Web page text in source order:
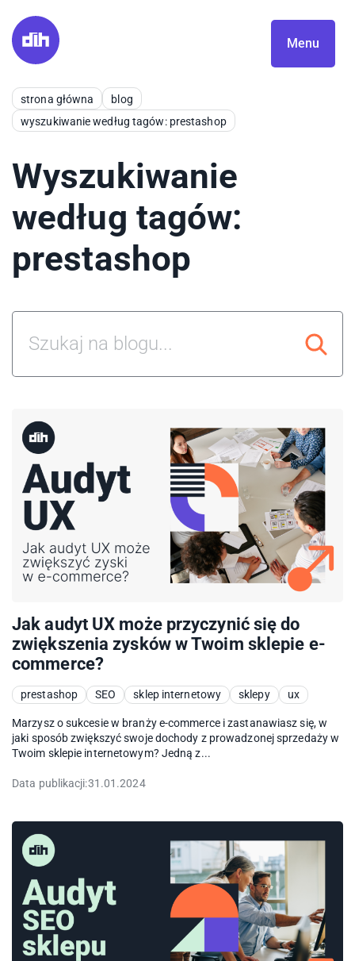
Menu
strona główna
blog
wyszukiwanie według tagów: prestashop
Wyszukiwanie
według tagów:
prestashop
Jak audyt UX może przyczynić się do
zwiększenia zysków w Twoim sklepie e-
commerce?
prestashop SEO sklep internetowy sklepy ux
Marzysz o sukcesie w branży e-commerce i zastanawiasz się, w
jaki sposób zwiększyć swoje dochody z prowadzonej sprzedaży w
Twoim sklepie internetowym? Jedną z...
Data publikacji:31.01.2024